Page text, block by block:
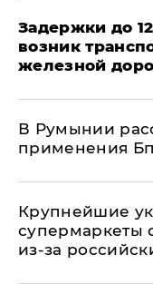
Задержки до
возник
железной
В Румынии
применения
Крупнейшие
супермаркеты
из-за